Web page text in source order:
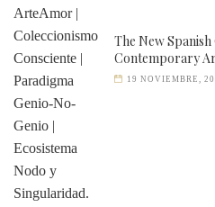
The New Spanish
Contemporary
19 NOVIEMBRE,